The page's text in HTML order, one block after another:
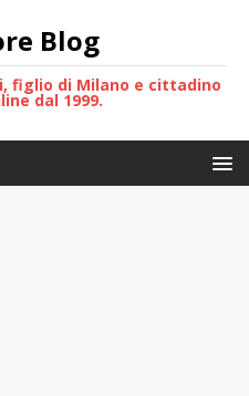
Blog
figlio di Milano e cittadino
dal 1999.